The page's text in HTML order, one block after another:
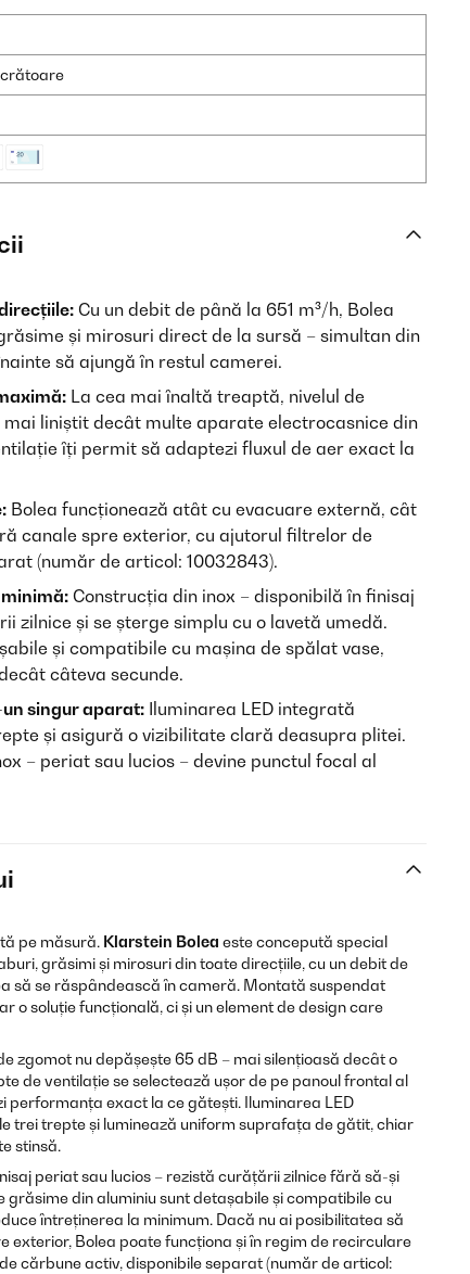
Cu un debit de până la 651 m³/h, Bolea
și mirosuri direct de la sursă – simultan din
să ajungă în restul camerei.
La cea mai înaltă treaptă, nivelul de
mai liniștit decât multe aparate electrocasnice din
îți permit să adaptezi fluxul de aer exact la
Bolea funcționează atât cu evacuare externă, cât
canale spre exterior, cu ajutorul filtrelor de
(număr de articol: 10032843).
Construcția din inox – disponibilă în finisaj
zilnice și se șterge simplu cu o lavetă umedă.
și compatibile cu mașina de spălat vase,
câteva secunde.
singur aparat: Iluminarea LED integrată
și asigură o vizibilitate clară deasupra plitei.
– periat sau lucios – devine punctul focal al
pe măsură. Klarstein Bolea este concepută special
grăsimi și mirosuri din toate direcțiile, cu un debit de
să se răspândească în cameră. Montată suspendat
o soluție funcțională, ci și un element de design care
zgomot nu depășește 65 dB – mai silențioasă decât o
de ventilație se selectează ușor de pe panoul frontal al
performanța exact la ce gătești. Iluminarea LED
trei trepte și luminează uniform suprafața de gătit, chiar
stinsă.
periat sau lucios – rezistă curățării zilnice fără să-și
din aluminiu sunt detașabile și compatibile cu
întreținerea la minimum. Dacă nu ai posibilitatea să
exterior, Bolea poate funcționa și în regim de recirculare
cărbune activ, disponibile separat (număr de articol: